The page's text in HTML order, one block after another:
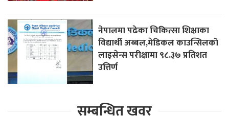
नेपालमा पढेका चिकित्सा शिक्षाका
विद्यार्थी अब्बल,मेडिकल काउन्सिलको
लाइसेन्स परीक्षामा ९८.३७ प्रतिशत
उत्तिर्ण
सम्बन्धित खवर